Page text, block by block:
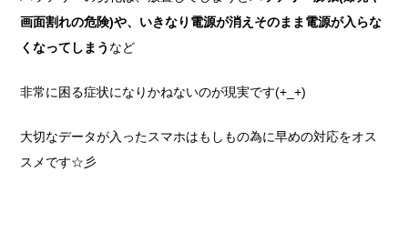
画面割れの危険)や、いきなり電源が消えそのまま電源が入らな
くなってしまう など
非常に困る症状になりかねないのが現実です(+_+)
大切なデータが入ったスマホはもしもの為に早めの対応をオス
スメです☆彡